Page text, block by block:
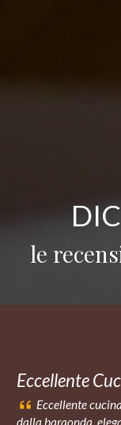
le
Eccellente
Eccellente
dalla baraonda,